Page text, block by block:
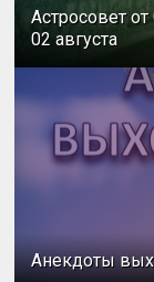
Астросовет
02 августа
Анекдоты